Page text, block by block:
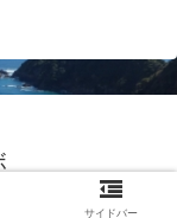
.
サイドバー